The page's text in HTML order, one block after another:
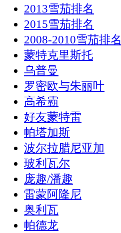
2013雪茄排名
2015雪茄排名
2008-2010雪茄排名
蒙特克里斯托
乌普曼
罗密欧与朱丽叶
高希霸
好友蒙特雷
帕塔加斯
波尔拉腊尼亚加
玻利瓦尔
庞趣/潘趣
雷蒙阿隆尼
奥利瓦
帕德龙